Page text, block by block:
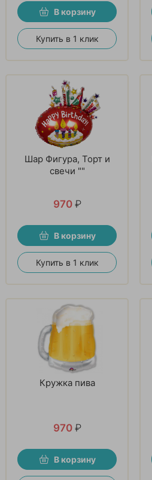
В корзину
Купить в 1 клик
Шар Фигура, Торт и
свечи ""
970 ₽
В корзину
Купить в 1 клик
Кружка пива
970 ₽
В корзину